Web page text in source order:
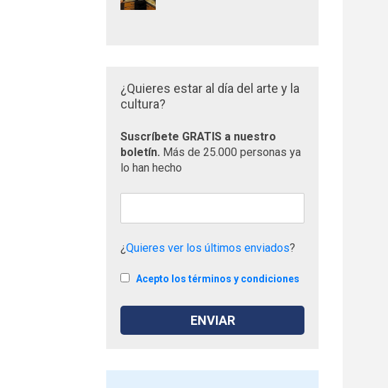
¿Quieres estar al día del arte y la
cultura?
Suscríbete GRATIS a nuestro
boletín. Más de 25.000 personas ya
lo han hecho
¿Quieres ver los últimos enviados?
Acepto los términos y condiciones